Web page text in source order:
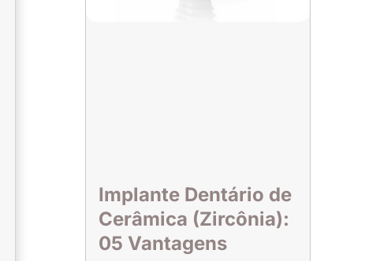
Implante Dentário de
Cerâmica (Zircônia):
05 Vantagens